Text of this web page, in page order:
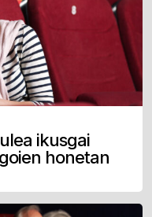
ikusgai
honetan